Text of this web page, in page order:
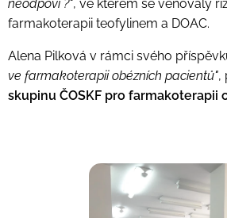
neodpoví ?", ve kterém se věnovaly
farmakoterapii teofylinem a DOAC.
Alena Pilková v rámci svého
ve farmakoterapii obézních pacientů",
skupinu ČOSKF pro farmakoterapii